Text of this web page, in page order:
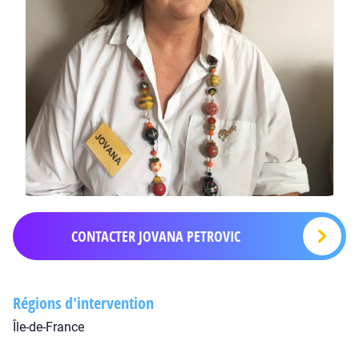
CONTACTER JOVANA PETROVIC
Régions d'intervention
Île-de-France